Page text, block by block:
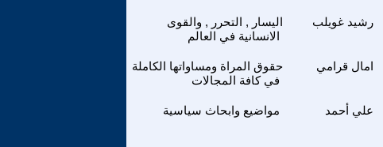
اليسار , التحرر , والقوى
الانسانية في العالم
رشيد غويلب
حقوق المراة ومساواتها الكاملة
في كافة المجالات
امال قرامي
مواضيع وابحاث سياسية علي أحمد